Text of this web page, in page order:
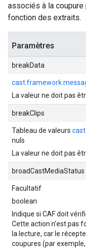
associés à la
fonction des extraits.
Paramètres
breakData
La valeur ne doit pas
breakClips
Tableau de valeurs
nuls
La valeur ne doit pas
broadCastMediaStatus
Facultatif
boolean
Indique si CAF doit
Cette action n'est pas
la lecture, car le
coupures (par